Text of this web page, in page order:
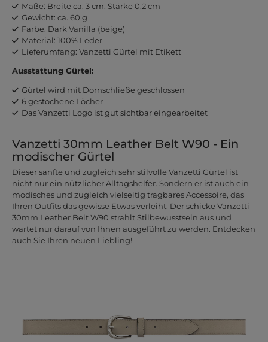
Maße: Breite ca. 3 cm, Stärke 0,2 cm
Gewicht: ca. 60 g
Farbe: Dark Vanilla (beige)
Material: 100% Leder
Lieferumfang: Vanzetti Gürtel mit Etikett
Ausstattung Gürtel:
Gürtel wird mit Dornschließe geschlossen
6 gestochene Löcher
Das Vanzetti Logo ist gut sichtbar eingearbeitet
Vanzetti 30mm Leather Belt W90 - Ein
modischer Gürtel
Dieser sanfte und zugleich sehr stilvolle Vanzetti Gürtel ist
nicht nur ein nützlicher Alltagshelfer. Sondern er ist auch ein
modisches und zugleich vielseitig tragbares Accessoire, das
Ihren Outfits das gewisse Etwas verleiht. Der schicke Vanzetti
30mm Leather Belt W90 strahlt Stilbewusstsein aus und
wartet nur darauf von Ihnen ausgeführt zu werden. Entdecken
auch Sie Ihren neuen Liebling!